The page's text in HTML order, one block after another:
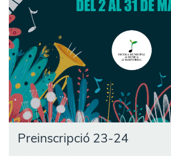
Preinscripció 23-24